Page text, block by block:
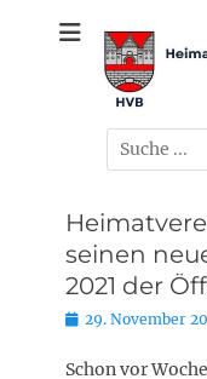
gegründet 1953
Suchen
nach:
seinen
2021 der
Posted
29. November
Schon vor